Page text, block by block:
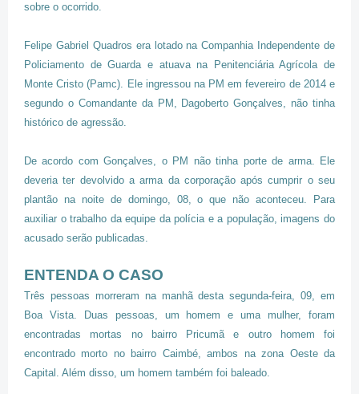
sobre o ocorrido.
Felipe Gabriel Quadros era lotado na Companhia Independente de
Policiamento de Guarda e atuava na Penitenciária Agrícola de
Monte Cristo (Pamc). Ele ingressou na PM em fevereiro de 2014 e
segundo o Comandante da PM, Dagoberto Gonçalves, não tinha
histórico de agressão.
De acordo com Gonçalves, o PM não tinha porte de arma. Ele
deveria ter devolvido a arma da corporação após cumprir o seu
plantão na noite de domingo, 08, o que não aconteceu.
Para
auxiliar o trabalho da equipe da polícia e a população, imagens do
acusado serão publicadas.
ENTENDA O CASO
Três pessoas morreram na manhã desta segunda-feira, 09, em
Boa Vista. Duas pessoas, um homem e uma mulher, foram
encontradas mortas no bairro Pricumã e outro homem foi
encontrado morto no bairro Caimbé, ambos na zona Oeste da
Capital. Além disso, um homem também foi baleado.